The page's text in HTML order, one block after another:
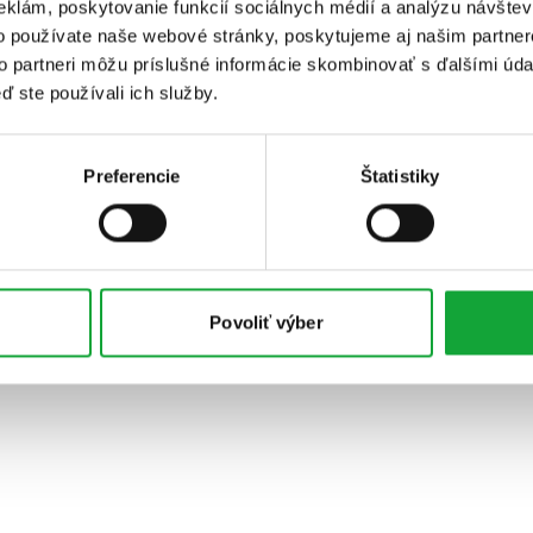
poskytovanie funkcií sociálnych médií a analýzu
používate naše webové stránky, poskytujeme aj našim
partneri môžu príslušné informácie skombinovať s ďalšími
ste používali ich služby.
Preferencie Štatistiky
Povoliť výber